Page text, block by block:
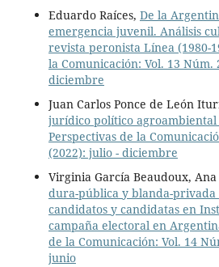
Eduardo Raíces, De la
emergencia juvenil. Análisis
revista peronista Línea (1980-
la Comunicación: Vol. 13 Núm.
diciembre
Juan Carlos Ponce de León
jurídico político agroambiental
Perspectivas de la
(2022): julio - diciembre
Virginia García Beaudoux,
dura-pública y blanda-
candidatos y candidatas en
campaña electoral en
de la Comunicación: Vol. 14
junio